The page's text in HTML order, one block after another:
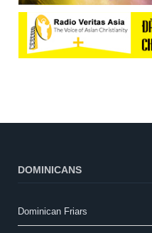
DOMINICANS
Dominican Friars